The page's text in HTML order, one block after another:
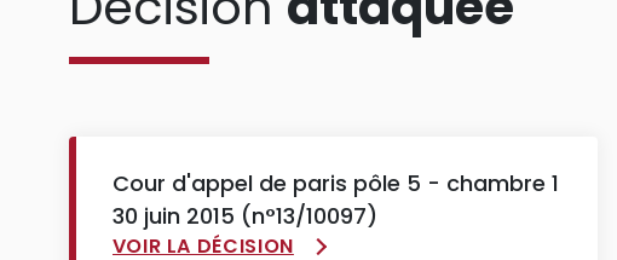
Cour d'appel de paris pôle 5 - chambre 1
30 juin 2015 (n°13/10097)
VOIR LA DÉCISION